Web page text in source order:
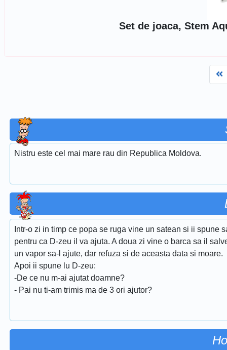
Set de joaca, Stem
Nistru este cel mai mare rau din Republica Moldova.
Intr-o zi in timp ce popa se ruga vine un satean si ii
pentru ca D-zeu il va ajuta. A doua zi vine o barca sa il
un vapor sa-l ajute, dar refuza si de aceasta data si moare.
Apoi ii spune lu D-zeu:
-De ce nu m-ai ajutat doamne?
- Pai nu ti-am trimis ma de 3 ori ajutor?